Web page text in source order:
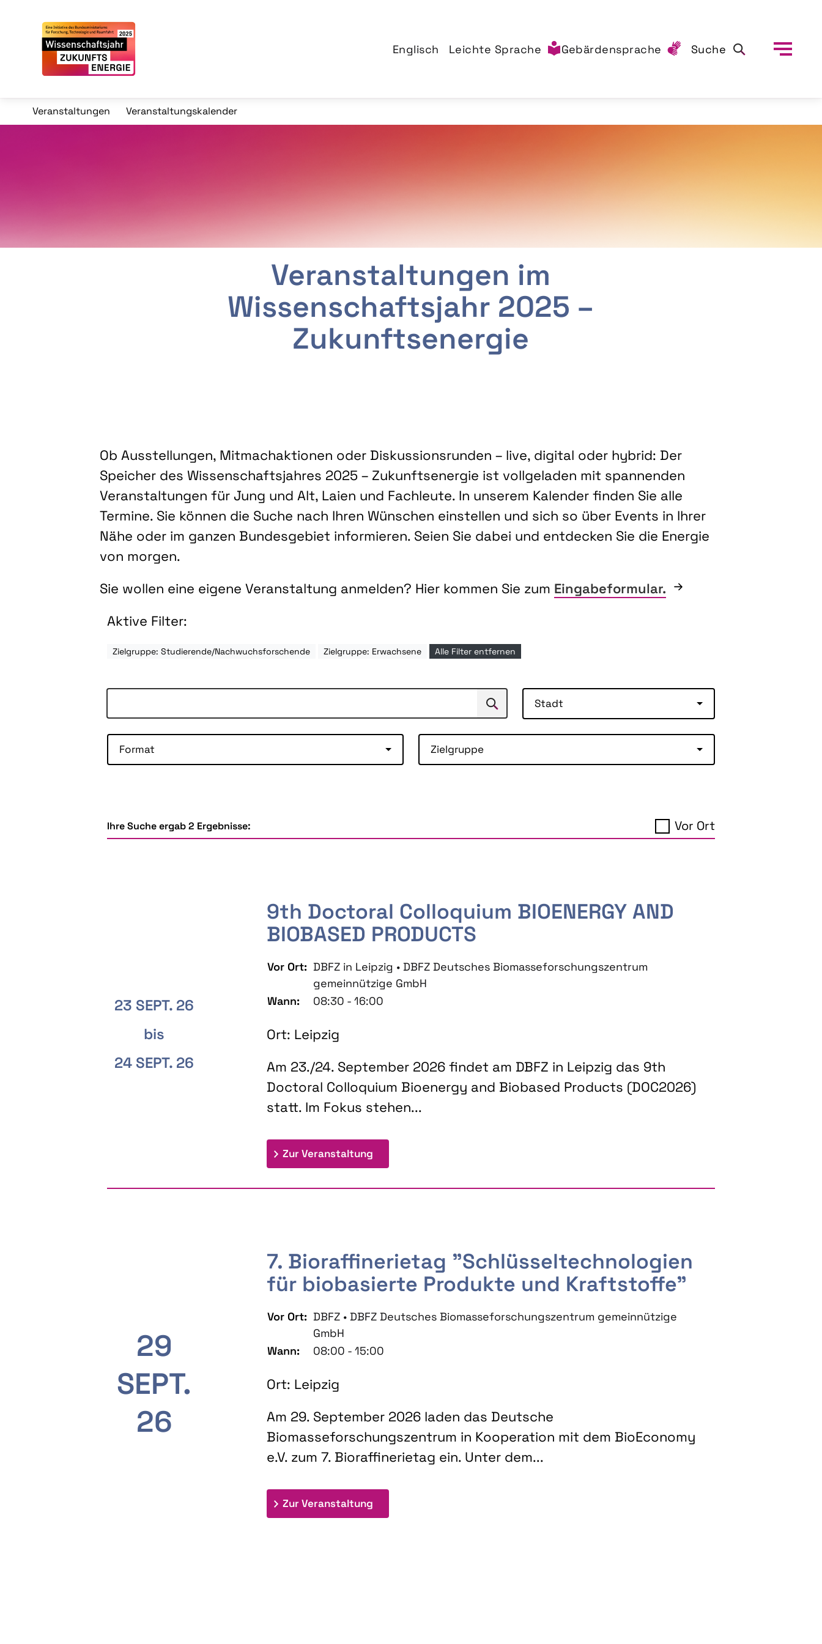
Englisch Leichte Sprache Gebärdensprache Suche
Veranstaltungen Veranstaltungskalender
Veranstaltungen im
Wissenschaftsjahr 2025 –
Zukunftsenergie
Ob Ausstellungen, Mitmachaktionen oder Diskussionsrunden – live, digital oder hybrid: Der
Speicher des Wissenschaftsjahres 2025 – Zukunftsenergie ist vollgeladen mit spannenden
Veranstaltungen für Jung und Alt, Laien und Fachleute. In unserem Kalender finden Sie alle
Termine. Sie können die Suche nach Ihren Wünschen einstellen und sich so über Events in Ihrer
Nähe oder im ganzen Bundesgebiet informieren. Seien Sie dabei und entdecken Sie die Energie
von morgen.
Sie wollen eine eigene Veranstaltung anmelden? Hier kommen Sie zum Eingabeformular.
Aktive Filter:
Zielgruppe: Studierende/Nachwuchsforschende Zielgruppe: Erwachsene Alle Filter entfernen
Suchen Stadt
Format Zielgruppe
Ihre Suche ergab 2 Ergebnisse: Vor Ort
23 SEPT. 26
bis
24 SEPT. 26
9th Doctoral Colloquium BIOENERGY AND
BIOBASED PRODUCTS
Vor Ort: DBFZ in Leipzig • DBFZ Deutsches Biomasseforschungszentrum
gemeinnützige GmbH
Wann:
08:30 - 16:00
Ort: Leipzig
Am 23./24. September 2026 findet am DBFZ in Leipzig das 9th
Doctoral Colloquium Bioenergy and Biobased Products (DOC2026)
statt. Im Fokus stehen...
Zur Veranstaltung: 9th Doctoral Colloquium BIOENERGY AND BIOBASED PRODUCTS
29
SEPT.
26
7. Bioraffinerietag "Schlüsseltechnologien
für biobasierte Produkte und Kraftstoffe"
Vor Ort: DBFZ • DBFZ Deutsches Biomasseforschungszentrum gemeinnützige
GmbH
Wann:
08:00 - 15:00
Ort: Leipzig
Am 29. September 2026 laden das Deutsche
Biomasseforschungszentrum in Kooperation mit dem BioEconomy
e.V. zum 7. Bioraffinerietag ein. Unter dem...
Zur Veranstaltung: 7. Bioraffinerietag "Schlüsseltechnologien für biobasierte Produkte und Kraftstoffe"